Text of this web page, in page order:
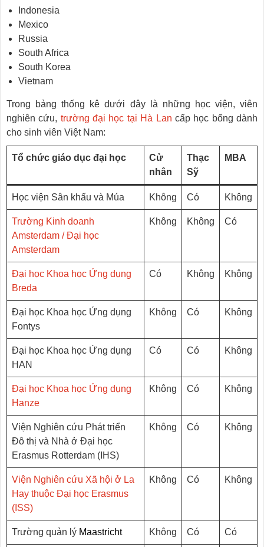
Indonesia
Mexico
Russia
South Africa
South Korea
Vietnam
Trong bảng thống kê dưới đây là những học viện, viên
nghiên cứu, trường đại học tại Hà Lan cấp học bổng dành
cho sinh viên Việt Nam:
Tổ chức giáo dục đại học
Cử
nhân
Thạc
Sỹ
MBA
Học viện Sân khấu và Múa Không Có Không
Trường Kinh doanh
Amsterdam / Đại học
Amsterdam
Không Không Có
Đại học Khoa học Ứng dụng
Breda
Có Không Không
Đại học Khoa học Ứng dụng
Fontys
Không Có Không
Đại học Khoa học Ứng dụng
HAN
Có Có Không
Đại học Khoa học Ứng dụng
Hanze
Không Có Không
Viện Nghiên cứu Phát triển
Đô thị và Nhà ở Đại học
Erasmus Rotterdam (IHS)
Không Có Không
Viện Nghiên cứu Xã hội ở La
Hay thuộc Đại học Erasmus
(ISS)
Không Có Không
Trường quản lý Maastricht Không Có Có